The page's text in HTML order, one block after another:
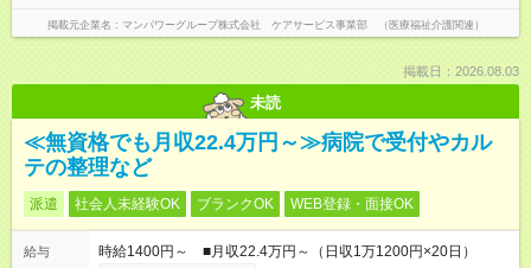
掲載元企業名 マンパワーグループ株式会社 ケアサービス事業部 （医療福祉介護関連）
掲載日：2026.08.03
未読
≪無資格でも月収22.4万円～≫病院で受付やカル
テの整理など
派遣 社会人未経験OK ブランクOK WEB登録・面接OK
給与
時給1400円～ ■月収22.4万円～（日収1万1200円×20日）